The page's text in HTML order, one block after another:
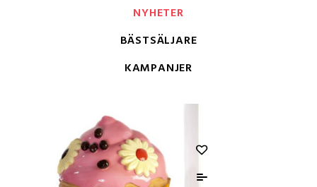
NYHETER
BÄSTSÄLJARE
KAMPANJER